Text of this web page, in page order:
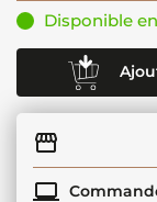
Disponible